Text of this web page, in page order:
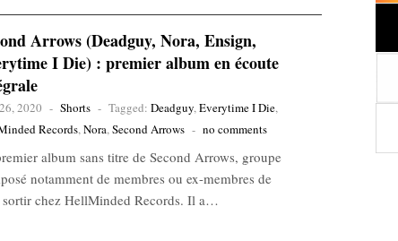
Arrows (Deadguy, Nora, Ensign,
I Die) : premier album en écoute
2020 - Shorts - Tagged: Deadguy,Everytime I Die,
Records,Nora,Second Arrows - no comments
album sans titre de Second Arrows, groupe
notamment de membres ou ex-membres de
chez HellMinded Records. Il a…